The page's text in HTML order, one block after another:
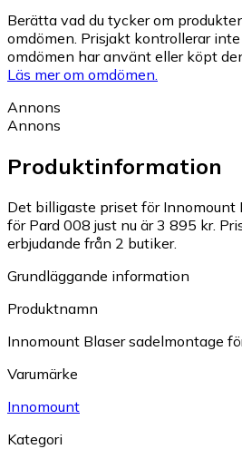
Berätta vad du tycker om
omdömen. Prisjakt kontrollerar
omdömen har använt eller köpt
Läs mer om omdömen.
Annons
Annons
Produktinformation
Det billigaste priset för Innomount
för Pard 008 just nu är 3 895 kr.
erbjudande från 2 butiker.
Grundläggande information
Produktnamn
Innomount Blaser sadelmontage
Varumärke
Innomount
Kategori